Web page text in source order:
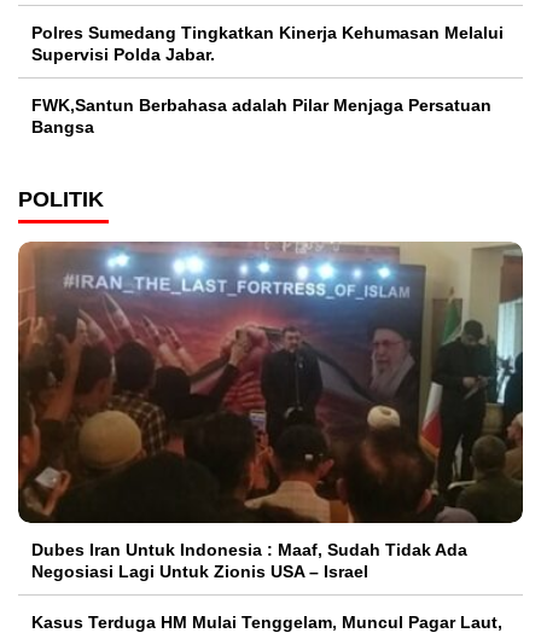
Polres Sumedang Tingkatkan Kinerja Kehumasan Melalui
Supervisi Polda Jabar.
FWK,Santun Berbahasa adalah Pilar Menjaga Persatuan
Bangsa
POLITIK
Dubes Iran Untuk Indonesia : Maaf, Sudah Tidak Ada
Negosiasi Lagi Untuk Zionis USA – Israel
Kasus Terduga HM Mulai Tenggelam, Muncul Pagar Laut,